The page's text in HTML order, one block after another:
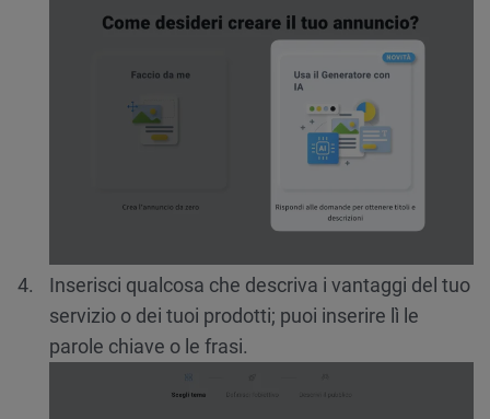
Inserisci qualcosa che descriva i vantaggi del tuo
servizio o dei tuoi prodotti; puoi inserire lì le
parole chiave o le frasi.